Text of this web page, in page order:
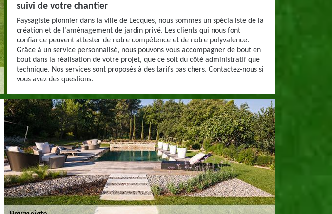
suivi de votre chantier
Paysagiste pionnier dans la ville de Lecques, nous sommes un spécialiste de la
création et de l’aménagement de jardin privé. Les clients qui nous font
confiance peuvent attester de notre compétence et de notre polyvalence.
Grâce à un service personnalisé, nous pouvons vous accompagner de bout en
bout dans la réalisation de votre projet, que ce soit du côté administratif que
technique. Nos services sont proposés à des tarifs pas chers. Contactez-nous si
vous avez des questions.